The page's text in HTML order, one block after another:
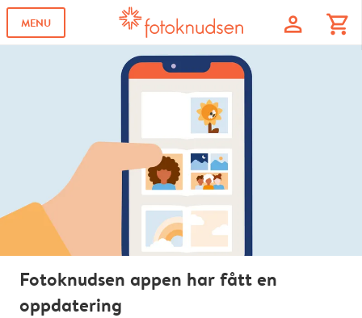
MENU profile shopping_cart
Fotoknudsen appen har fått en
oppdatering